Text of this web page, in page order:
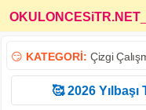
OKULONCESiTR.NET
😏 KATEGORİ: Çizgi
🥰 2026